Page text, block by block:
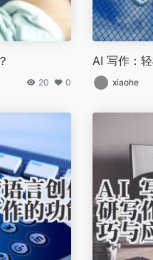
20 0
AI 写作：
xiaohe